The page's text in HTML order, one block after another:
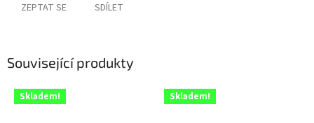
ZEPTAT SE SDÍLET
Související produkty
Skladem! Skladem!